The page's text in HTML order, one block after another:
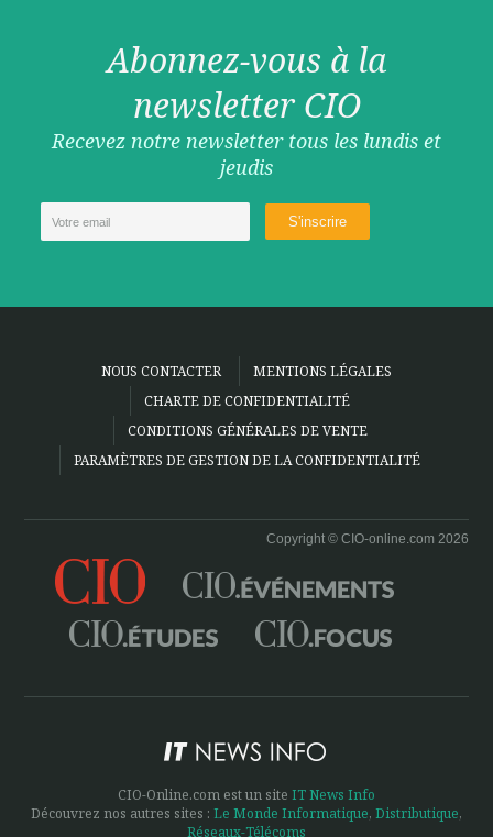
Abonnez-vous à la
newsletter CIO
Recevez notre newsletter tous les lundis et
jeudis
NOUS CONTACTER
MENTIONS LÉGALES
CHARTE DE CONFIDENTIALITÉ
CONDITIONS GÉNÉRALES DE VENTE
PARAMÈTRES DE GESTION DE LA CONFIDENTIALITÉ
Copyright © CIO-online.com 2026
CIO-Online.com est un site IT News Info
Découvrez nos autres sites : Le Monde Informatique, Distributique,
Réseaux-Télécoms